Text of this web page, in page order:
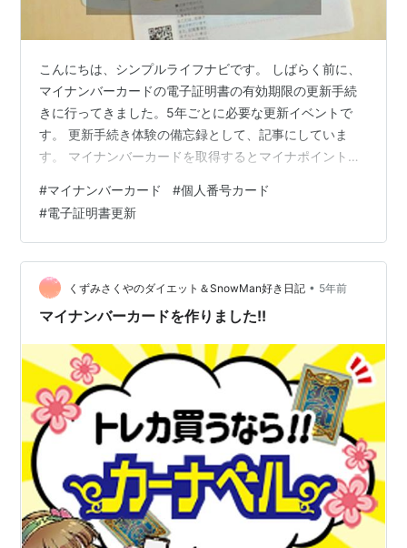
こんにちは、シンプルライフナビです。 しばらく前に、
マイナンバーカードの電子証明書の有効期限の更新手続
きに行ってきました。5年ごとに必要な更新イベントで
す。 更新手続き体験の備忘録として、記事にしていま
す。 マイナンバーカードを取得するとマイナポイントが
っている人は多いと思います。 マイナンバーカードを取
得後、初めて更新期限（5年経過）を迎える人は、参考に
してください。 マイナンバーカードの有効期限更新通知
は2種類ある マイナンバーカード・電子証明書 有効期限
通知書 が送られてきたとき 有効期限通知書の内容と更新
手続きに必要な書類を確認する 行…
#マイナンバーカード #個人番号カード
#電子証明書更新
くずみさくやのダイエット＆SnowMan好き日記 • 5年前
マイナンバーカードを作りました!!